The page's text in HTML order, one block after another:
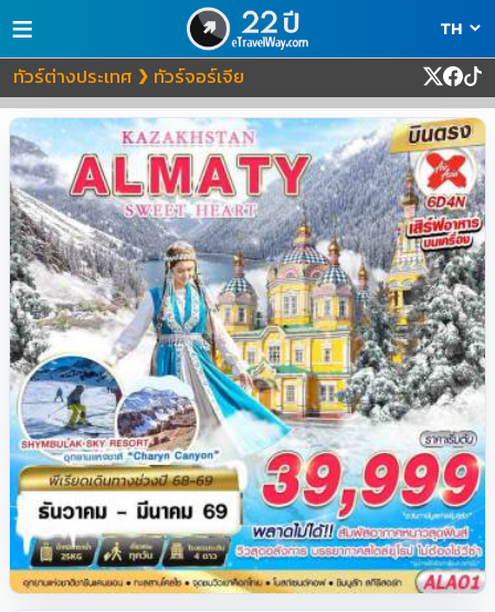
≡
ทัวร์ต่างประเทศ ❯ ทัวร์จอร์เจีย